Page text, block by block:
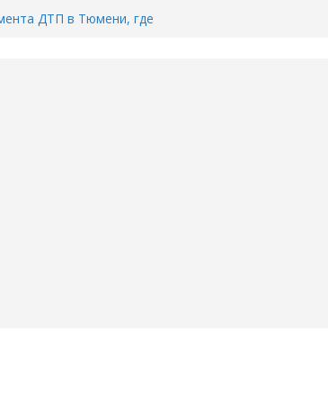
ДТП в Тюмени, где